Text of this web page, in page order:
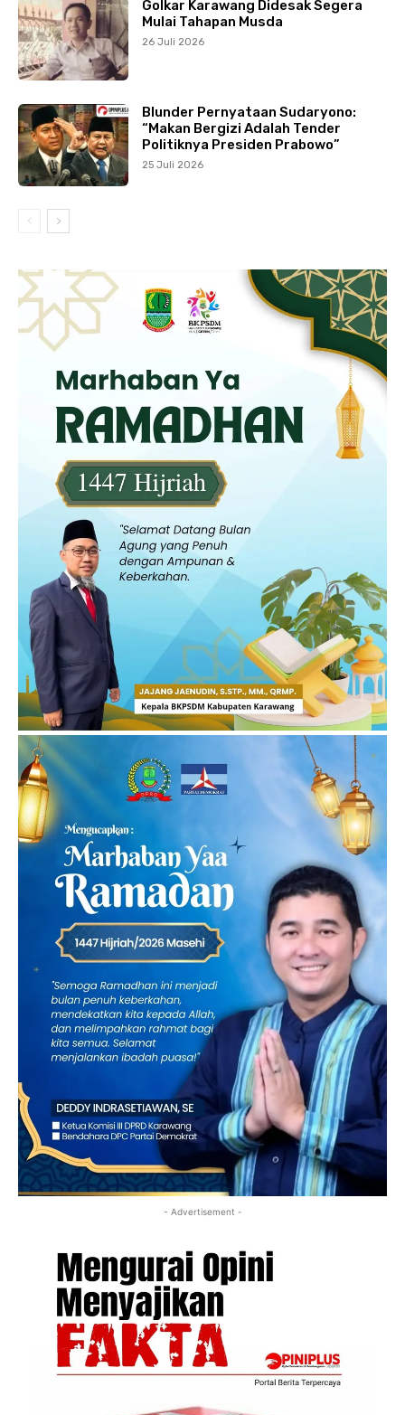
Golkar Karawang Didesak Segera
Mulai Tahapan Musda
26 Juli 2026
Blunder Pernyataan Sudaryono:
“Makan Bergizi Adalah Tender
Politiknya Presiden Prabowo”
25 Juli 2026
- Advertisement -